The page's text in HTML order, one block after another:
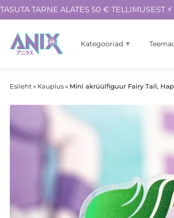
TASUTA TARNE ALATES 50 € TELLIMUSEST ⚡
Kategooriad
Esileht» Kauplus» Mini akrüülfiguur Fairy Tail,